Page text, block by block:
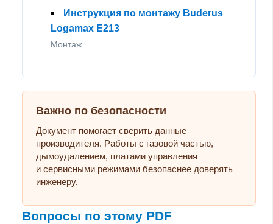
Инструкция по монтажу Buderus
Logamax E213
Монтаж
Важно по безопасности
Документ помогает сверить данные
производителя. Работы с газовой частью,
дымоудалением, платами управления
и сервисными режимами безопаснее доверять
инженеру.
Вопросы по этому PDF